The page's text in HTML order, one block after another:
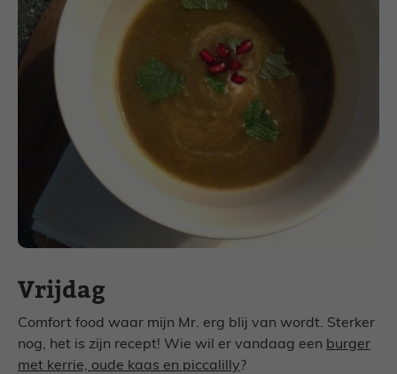
Vrijdag
Comfort food waar mijn Mr. erg blij van wordt. Sterker
nog, het is zijn recept! Wie wil er vandaag een burger
met kerrie, oude kaas en piccalilly?